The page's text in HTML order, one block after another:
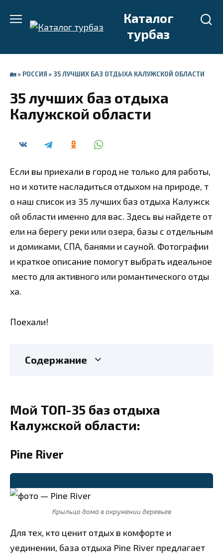
содержанию
Каталог
турбаз
🏡» РОССИЯ » 35 ЛУЧШИХ БАЗ ОТДЫХА КАЛУЖСКОЙ ОБЛАСТИ
35 лучших баз отдыха
Калужской области
Если вы приехали в город не только для работы,
но и хотите насладиться отдыхом на природе, т
о наш список из 35 лучших баз отдыха Калужск
ой области именно для вас. Здесь вы найдете от
ели на берегу реки или озера, базы с отдельным
и домиками, СПА, банями и сауной. Фотографии
и краткое описание помогут выбрать идеальное
место для активного или романтического отды
ха.
Поехали!
Содержание
Мой ТОП-35 баз отдыха
Калужской области:
Pine River
Крыльцо дома в окружении деревьев
Для тех, кто ценит отдых в комфорте и
уединении, база отдыха Pine River предлагает